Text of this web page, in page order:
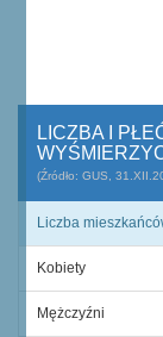
LICZBA I
(Źródło: GUS,
Liczba
Kobiety
Mężczyźni